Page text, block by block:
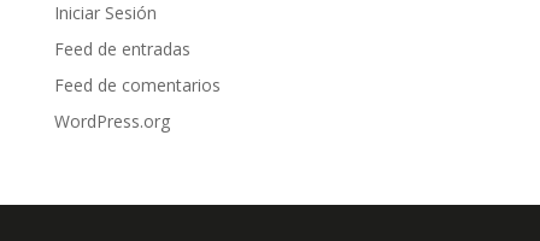
Iniciar Sesión
Feed de entradas
Feed de comentarios
WordPress.org